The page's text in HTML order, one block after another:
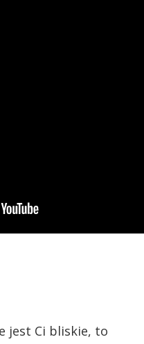
jest Ci bliskie, to